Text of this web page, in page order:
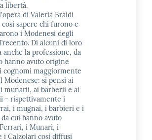
libertà.
di Valeria Braidi
così sapere chi furono e
i Modenesi degli
Di alcuni di loro
anche la professione, da
hanno avuto origine
cognomi maggiormente
Modenese: si pensi ai
munarii, ai barberii e ai
- rispettivamente i
i mugnai, i barbieri e i
cui hanno avuto
i Munari, i
i Calzolari così diffusi